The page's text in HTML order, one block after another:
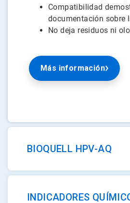
Compatibilidad
documentación sobre
No deja residuos ni
Más información
BIOQUELL HPV-AQ
INDICADORES